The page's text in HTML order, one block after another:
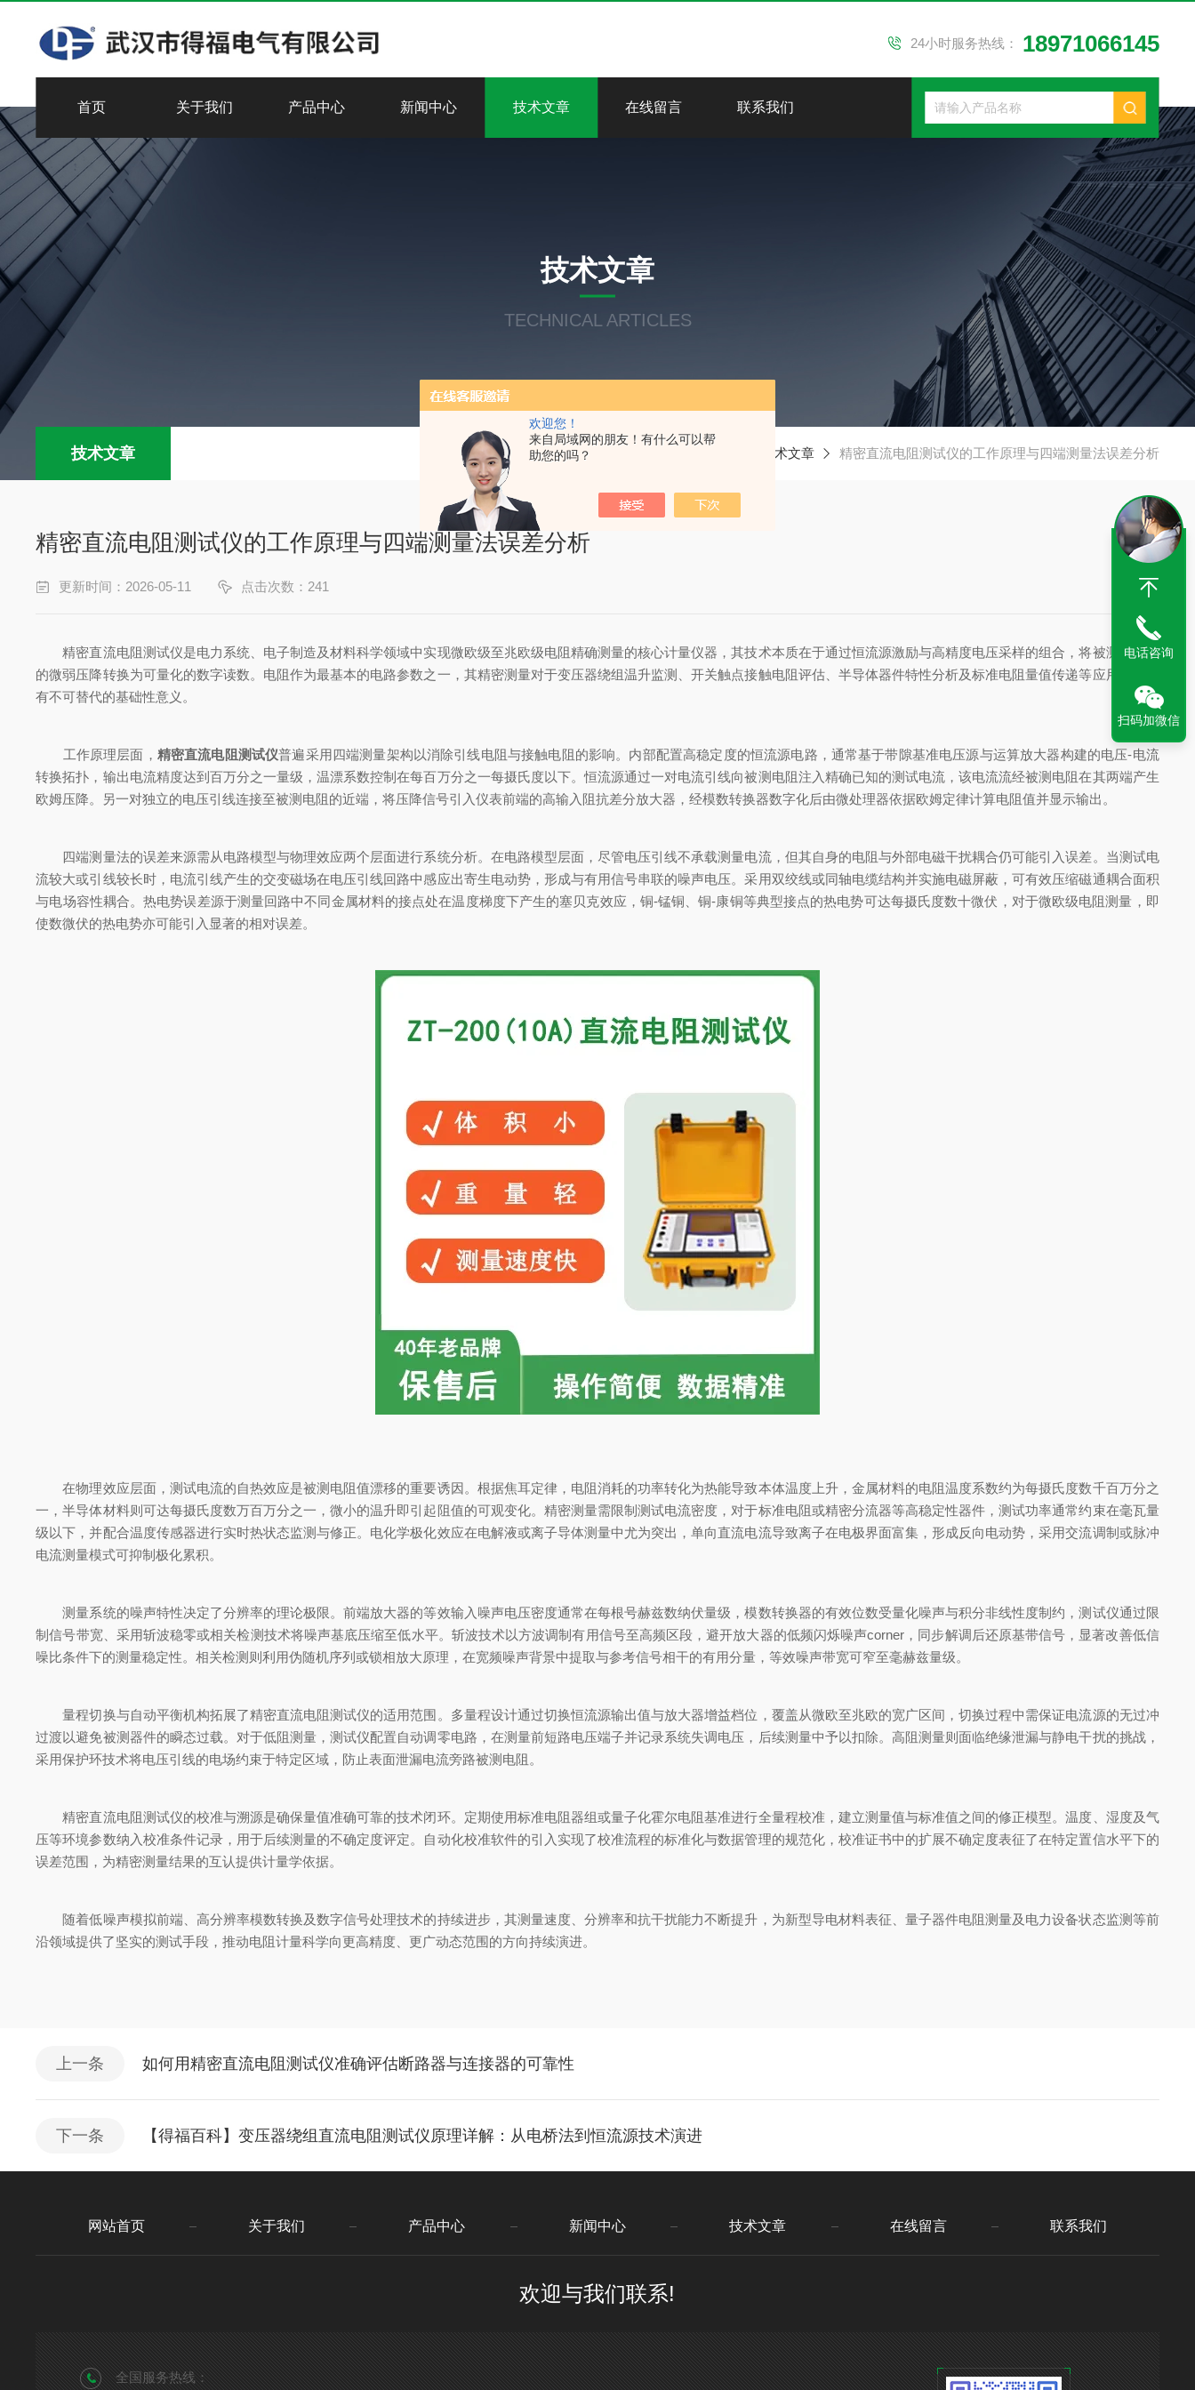
欢迎您！
来自局域网的朋友！有什么可以帮
助您的吗？
24小时服务热线： 18971066145
首页 关于我们 产品中心 新闻中心 技术文章 在线留言 联系我们
技术文章
TECHNICAL ARTICLES
技术文章 技术文章 精密直流电阻测试仪的工作原理与四端测量法误差分析
精密直流电阻测试仪的工作原理与四端测量法误差分析
更新时间：2026-05-11 点击次数：241
精密直流电阻测试仪是电力系统、电子制造及材料科学领域中实现微欧级至兆欧级电阻精确测量的核心计量仪器，其技术本质在于通过恒流源激励与高精度电压采样的组合，将被测电阻上
的微弱压降转换为可量化的数字读数。电阻作为最基本的电路参数之一，其精密测量对于变压器绕组温升监测、开关触点接触电阻评估、半导体器件特性分析及标准电阻量值传递等应用场景具
有不可替代的基础性意义。
工作原理层面， 精密直流电阻测试仪普遍采用四端测量架构以消除引线电阻与接触电阻的影响。内部配置高稳定度的恒流源电路，通常基于带隙基准电压源与运算放大器构建的电压-电流
转换拓扑，输出电流精度达到百万分之一量级，温漂系数控制在每百万分之一每摄氏度以下。恒流源通过一对电流引线向被测电阻注入精确已知的测试电流，该电流流经被测电阻在其两端产生
欧姆压降。另一对独立的电压引线连接至被测电阻的近端，将压降信号引入仪表前端的高输入阻抗差分放大器，经模数转换器数字化后由微处理器依据欧姆定律计算电阻值并显示输出。
四端测量法的误差来源需从电路模型与物理效应两个层面进行系统分析。在电路模型层面，尽管电压引线不承载测量电流，但其自身的电阻与外部电磁干扰耦合仍可能引入误差。当测试电
流较大或引线较长时，电流引线产生的交变磁场在电压引线回路中感应出寄生电动势，形成与有用信号串联的噪声电压。采用双绞线或同轴电缆结构并实施电磁屏蔽，可有效压缩磁通耦合面积
与电场容性耦合。热电势误差源于测量回路中不同金属材料的接点处在温度梯度下产生的塞贝克效应，铜-锰铜、铜-康铜等典型接点的热电势可达每摄氏度数十微伏，对于微欧级电阻测量，即
使数微伏的热电势亦可能引入显著的相对误差。
在物理效应层面，测试电流的自热效应是被测电阻值漂移的重要诱因。根据焦耳定律，电阻消耗的功率转化为热能导致本体温度上升，金属材料的电阻温度系数约为每摄氏度数千百万分之
一，半导体材料则可达每摄氏度数万百万分之一，微小的温升即引起阻值的可观变化。精密测量需限制测试电流密度，对于标准电阻或精密分流器等高稳定性器件，测试功率通常约束在毫瓦量
级以下，并配合温度传感器进行实时热状态监测与修正。电化学极化效应在电解液或离子导体测量中尤为突出，单向直流电流导致离子在电极界面富集，形成反向电动势，采用交流调制或脉冲
电流测量模式可抑制极化累积。
测量系统的噪声特性决定了分辨率的理论极限。前端放大器的等效输入噪声电压密度通常在每根号赫兹数纳伏量级，模数转换器的有效位数受量化噪声与积分非线性度制约，测试仪通过限
制信号带宽、采用斩波稳零或相关检测技术将噪声基底压缩至低水平。斩波技术以方波调制有用信号至高频区段，避开放大器的低频闪烁噪声corner，同步解调后还原基带信号，显著改善低信
噪比条件下的测量稳定性。相关检测则利用伪随机序列或锁相放大原理，在宽频噪声背景中提取与参考信号相干的有用分量，等效噪声带宽可窄至毫赫兹量级。
量程切换与自动平衡机构拓展了精密直流电阻测试仪的适用范围。多量程设计通过切换恒流源输出值与放大器增益档位，覆盖从微欧至兆欧的宽广区间，切换过程中需保证电流源的无过冲
过渡以避免被测器件的瞬态过载。对于低阻测量，测试仪配置自动调零电路，在测量前短路电压端子并记录系统失调电压，后续测量中予以扣除。高阻测量则面临绝缘泄漏与静电干扰的挑战，
采用保护环技术将电压引线的电场约束于特定区域，防止表面泄漏电流旁路被测电阻。
精密直流电阻测试仪的校准与溯源是确保量值准确可靠的技术闭环。定期使用标准电阻器组或量子化霍尔电阻基准进行全量程校准，建立测量值与标准值之间的修正模型。温度、湿度及气
压等环境参数纳入校准条件记录，用于后续测量的不确定度评定。自动化校准软件的引入实现了校准流程的标准化与数据管理的规范化，校准证书中的扩展不确定度表征了在特定置信水平下的
误差范围，为精密测量结果的互认提供计量学依据。
随着低噪声模拟前端、高分辨率模数转换及数字信号处理技术的持续进步，其测量速度、分辨率和抗干扰能力不断提升，为新型导电材料表征、量子器件电阻测量及电力设备状态监测等前
沿领域提供了坚实的测试手段，推动电阻计量科学向更高精度、更广动态范围的方向持续演进。
上一条 如何用精密直流电阻测试仪准确评估断路器与连接器的可靠性
下一条 【得福百科】变压器绕组直流电阻测试仪原理详解：从电桥法到恒流源技术演进
网站首页 关于我们 产品中心 新闻中心 技术文章 在线留言 联系我们
欢迎与我们联系!
全国服务热线：
电话咨询
扫码加微信